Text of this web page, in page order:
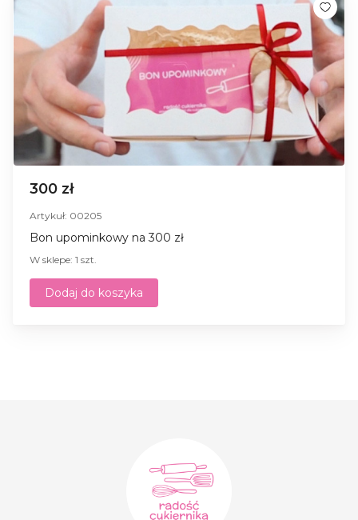
300 zł
Artykuł: 00205
Bon upominkowy na 300 zł
W sklepe: 1 szt.
Dodaj do koszyka